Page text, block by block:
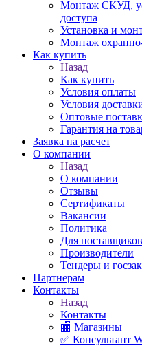
Монтаж СКУД,
доступа
Установка и
Монтаж
Как купить
Назад
Как купить
Условия оплаты
Условия
Оптовые
Гарантия на
Заявка на расчет
О компании
Назад
О компании
Отзывы
Сертификаты
Вакансии
Политика
Для поставщиков
Производители
Тендеры и
Партнерам
Контакты
Назад
Контакты
🏬 Магазины
✅️ Консультант